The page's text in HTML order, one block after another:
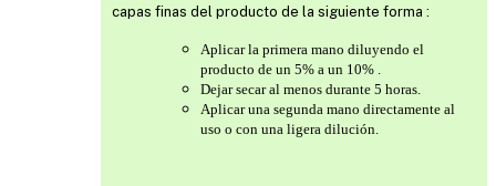
capas finas del producto de la siguiente forma :
Aplicar la primera mano diluyendo el
producto de un 5% a un 10% .
Dejar secar al menos durante 5 horas.
Aplicar una segunda mano directamente al
uso o con una ligera dilución.